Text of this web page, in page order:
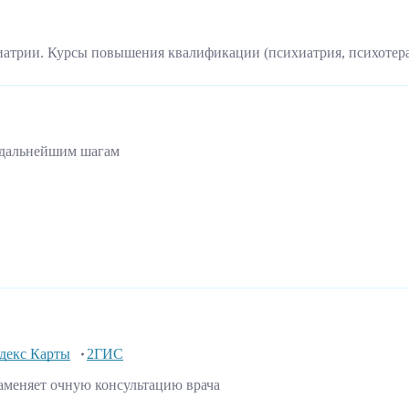
Курсы повышения квалификации (психиатрия,
шагам
Карты
2ГИС
очную консультацию врача